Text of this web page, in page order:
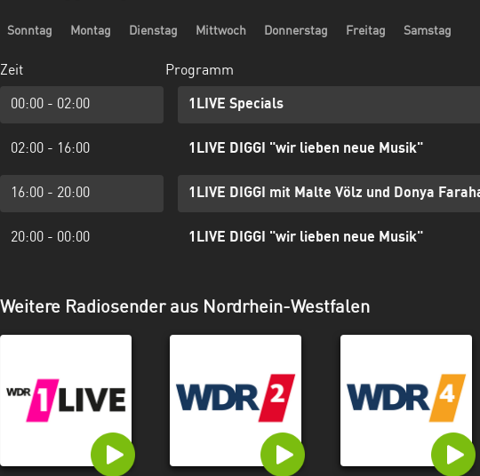
Sonntag Montag Dienstag Mittwoch Donnerstag Freitag Samstag
Zeit Programm
00:00 - 02:00 1LIVE Specials
02:00 - 16:00 1LIVE DIGGI "wir lieben neue Musik"
16:00 - 20:00 1LIVE DIGGI mit Malte Völz und Donya
20:00 - 00:00 1LIVE DIGGI "wir lieben neue Musik"
Weitere Radiosender aus Nordrhein-Westfalen